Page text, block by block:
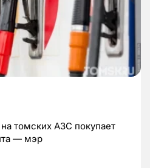
томских АЗС покупает
— мэр